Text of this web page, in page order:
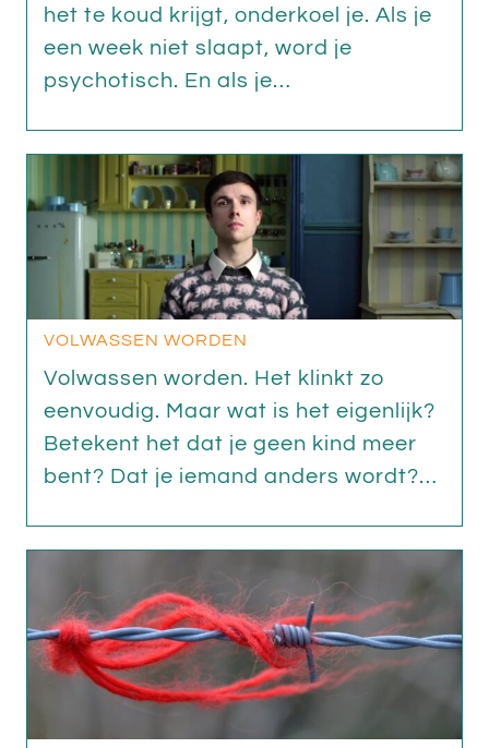
het te koud krijgt, onderkoel je. Als je
een week niet slaapt, word je
psychotisch. En als je…
VOLWASSEN WORDEN
Volwassen worden. Het klinkt zo
eenvoudig. Maar wat is het eigenlijk?
Betekent het dat je geen kind meer
bent? Dat je iemand anders wordt?…